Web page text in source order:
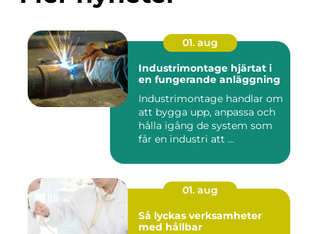
01. aug
Industrimontage hjärtat i
en fungerande anläggning
Industrimontage handlar om
att bygga upp, anpassa och
hålla igång de system som
får en industri att ...
01. aug
Så lyckas verksamheter
med hållbar